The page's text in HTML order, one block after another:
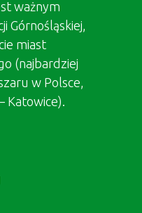
ważnym
Górnośląskiej,
miast
(najbardziej
w Polsce,
Katowice).